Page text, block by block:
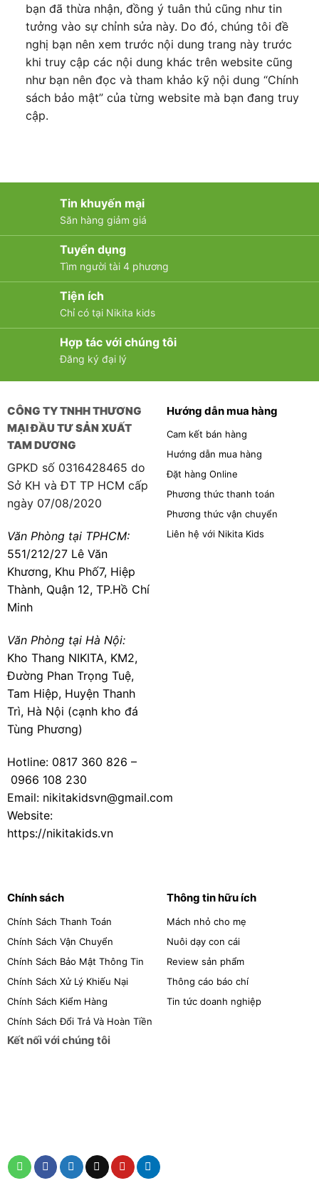
bạn đã thừa nhận, đồng ý tuân thủ cũng như tin
tưởng vào sự chỉnh sửa này. Do đó, chúng tôi đề
nghị bạn nên xem trước nội dung trang này trước
khi truy cập các nội dung khác trên website cũng
như bạn nên đọc và tham khảo kỹ nội dung “Chính
sách bảo mật” của từng website mà bạn đang truy
cập.
Tin khuyến mại
Săn hàng giảm giá
Tuyển dụng
Tìm người tài 4 phương
Tiện ích
Chỉ có tại Nikita kids
Hợp tác với chúng tôi
Đăng ký đại lý
CÔNG TY TNHH THƯƠNG
MẠI ĐẦU TƯ SẢN XUẤT
TAM DƯƠNG
GPKD số 0316428465 do
Sở KH và ĐT TP HCM cấp
ngày 07/08/2020
Văn Phòng tại TPHCM:
551/212/27 Lê Văn
Khương, Khu Phố7, Hiệp
Thành, Quận 12, TP.Hồ Chí
Minh
Văn Phòng tại Hà Nội:
Kho Thang NIKITA, KM2,
Đường Phan Trọng Tuệ,
Tam Hiệp, Huyện Thanh
Trì, Hà Nội (cạnh kho đá
Tùng Phương)
Hotline: 0817 360 826 –
0966 108 230
Email: nikitakidsvn@gmail.com
Website:
https://nikitakids.vn
Hướng dẫn mua hàng
Cam kết bán hàng
Hướng dẫn mua hàng
Đặt hàng Online
Phương thức thanh toán
Phương thức vận chuyển
Liên hệ với Nikita Kids
Chính sách
Chính Sách Thanh Toán
Chính Sách Vận Chuyển
Chính Sách Bảo Mật Thông Tin
Chính Sách Xử Lý Khiếu Nại
Chính Sách Kiểm Hàng
Chính Sách Đổi Trả Và Hoàn Tiền
Thông tin hữu ích
Mách nhỏ cho mẹ
Nuôi dạy con cái
Review sản phẩm
Thông cáo báo chí
Tin tức doanh nghiệp
Kết nối với chúng tôi